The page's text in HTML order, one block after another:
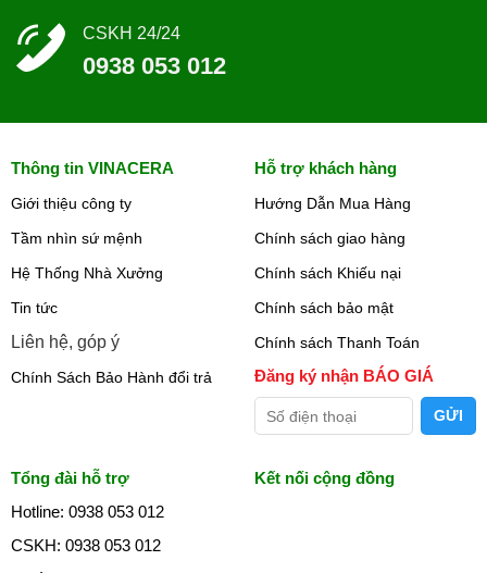
CSKH 24/24
0938 053 012
Thông tin VINACERA
Giới thiệu công ty
Tầm nhìn sứ mệnh
Hệ Thống Nhà Xưởng
Tin tức
Liên hệ, góp ý
Chính Sách Bảo Hành đổi trả
Hỗ trợ khách hàng
Hướng Dẫn Mua Hàng
Chính sách giao hàng
Chính sách Khiếu nại
Chính sách bảo mật
Chính sách Thanh Toán
Đăng ký nhận BÁO GIÁ
Tổng đài hỗ trợ
Hotline: 0938 053 012
CSKH: 0938 053 012
Kết nối cộng đồng